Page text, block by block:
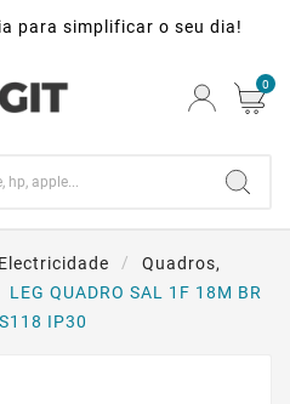
para simplificar o seu dia!
0
Quadros,
LEG QUADRO SAL 1F 18M BR
IP30